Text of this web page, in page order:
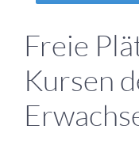
Freie
Kursen